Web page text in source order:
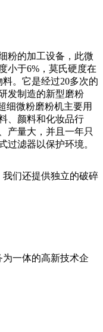
粉的加工设备，此微
小于6%，莫氏硬度在
。它是经过20多次的
发制造的新型磨粉
细微粉磨粉机主要用
、颜料和化妆品行
产量大，并且一年只
过滤器以保护环境。
们还提供独立的破碎
一体的高新技术企